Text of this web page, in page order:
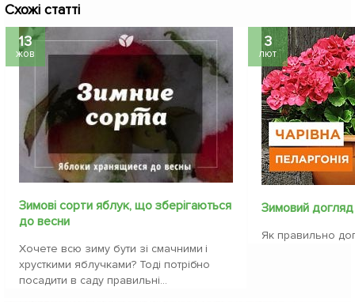
Схожі статті
13
жов
Зимові сорти яблук, що зберігаються
до весни
Хочете всю зиму бути зі смачними і
хрусткими яблучками? Тоді потрібно
посадити в саду правильні...
3
лют
Зимовий
Як правильно